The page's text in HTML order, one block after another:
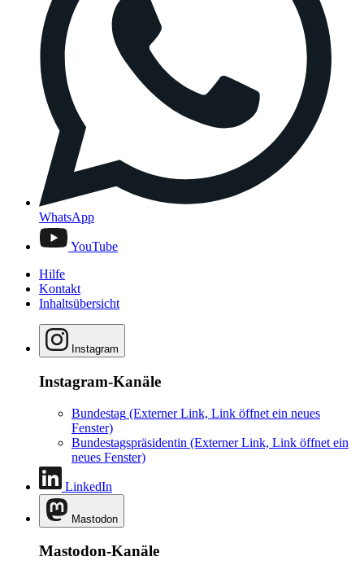
WhatsApp
YouTube
Hilfe
Kontakt
Inhaltsübersicht
Instagram
Instagram-Kanäle
Bundestag (Externer Link, Link öffnet ein neues
Fenster)
Bundestagspräsidentin (Externer Link, Link öffnet ein
neues Fenster)
LinkedIn
Mastodon
Mastodon-Kanäle